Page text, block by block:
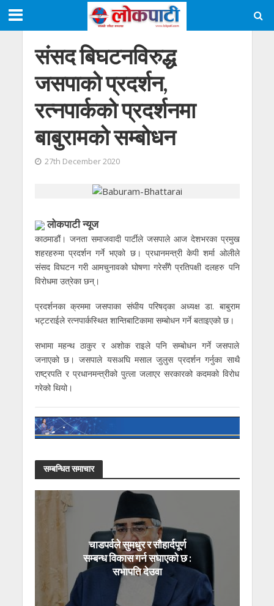
संसद बिघटनविरुद्ध
जसपाको प्रदर्शन,
रत्नपार्कको प्रदर्शनमा
बाबुरामको सम्बोधन
27th December 2020
लोकपाटी न्यूज
काठमाडौं। जनता समाजवादी पार्टीले जसपाले आज देशभरका प्रमुख
शहरहरुमा प्रदर्शन गर्ने भएको छ। प्रधानमन्त्री केपी शर्मा ओलीले
संसद विघटन गरी आमचुनावको घोषणा गरेसँगै प्रतिपक्षी दलहरु पनि
विरोधमा उत्रेका छन्।
प्रदर्शनका क्रममा जसपाका संघीय परिषद्का अध्यक्ष डा. बाबुराम
भट्टराईले रत्नपार्कस्थित शान्तिबाटिकामा सम्बोधन गर्ने बताइएको छ।
सभामा महन्थ ठाकुर र अशोक राइले पनि सम्बोधन गर्ने जसपाले
जनाएको छ। जसपाले यसअघि मसाल जुलुस प्रदर्शन गर्नुका साथै
राष्ट्रपति र प्रधानमन्त्रीको पुत्ला जलाएर सरकारको कदमको विरोध
गरेको थियो।
सम्बन्धित समाचार
चाडपर्वले सुमधुर र सौहार्दपूर्ण
सम्बन्ध विकास गर्न सघाएको छ :
सभापति देउवा